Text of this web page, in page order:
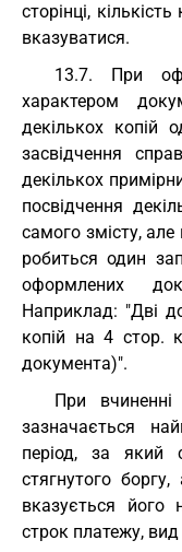
сторінці,
вказуватися.
13.7. При
характером
декількох копій
засвідчення
декількох
посвідчення
самого змісту, але
робиться один
оформлених
Наприклад: "Дві
копій на 4 стор.
документа)".
При
зазначається
період, за який
стягнутого
вказується його
строк платежу,